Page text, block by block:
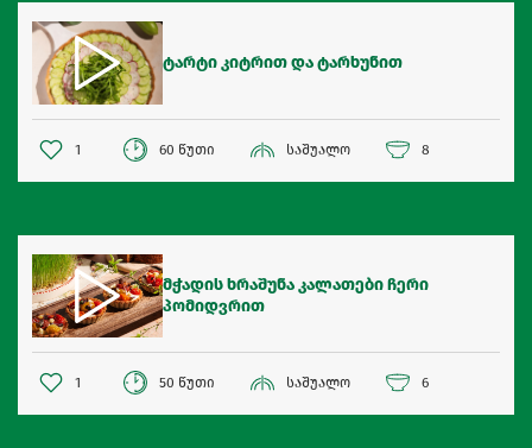
ტარტი კიტრით და ტარხუნით
1 60 წუთი საშუალო 8
მჭადის ხრაშუნა კალათები ჩერი
პომიდვრით
1 50 წუთი საშუალო 6